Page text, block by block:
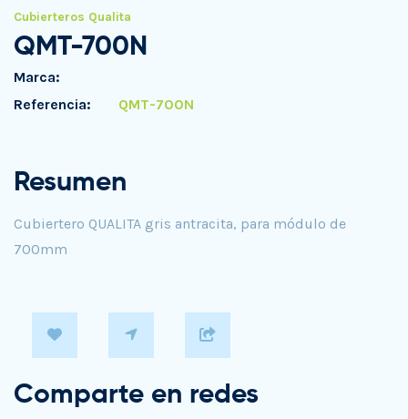
Cubierteros Qualita
QMT-700N
Marca:
Referencia:
QMT-700N
Resumen
Cubiertero QUALITA gris antracita, para módulo de
700mm
Comparte en redes